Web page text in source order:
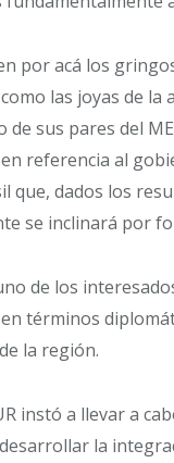
por acá los
las joyas de
de sus pares del
referencia al
que, dados los
se inclinará por
de los
términos
la región.
instó a llevar a
la